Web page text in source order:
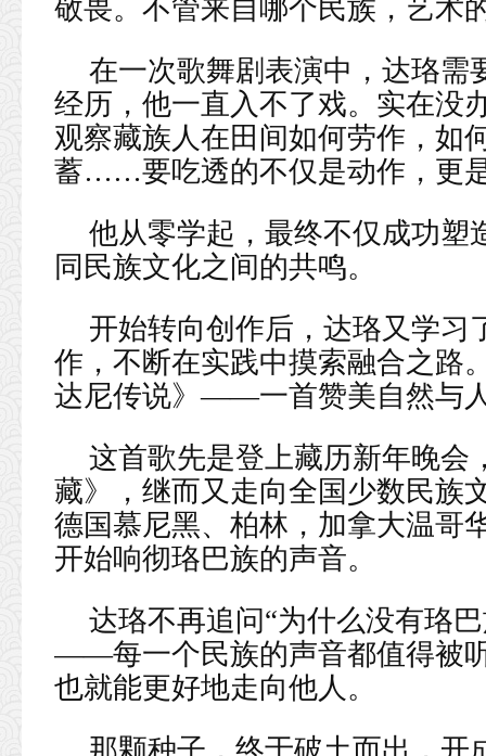
敬畏。不管来自哪个民族，艺术
在一次歌舞剧表演中，达珞需
经历，他一直入不了戏。实在没
观察藏族人在田间如何劳作，如
蓄……要吃透的不仅是动作，更
他从零学起，最终不仅成功塑
同民族文化之间的共鸣。
开始转向创作后，达珞又学习
作，不断在实践中摸索融合之路
达尼传说》——一首赞美自然与
这首歌先是登上藏历新年晚会
藏》，继而又走向全国少数民
德国慕尼黑、柏林，加拿大温
开始响彻珞巴族的声音。
达珞不再追问“为什么没有珞
——每一个民族的声音都值得被
也就能更好地走向他人。
那颗种子，终于破土而出，开